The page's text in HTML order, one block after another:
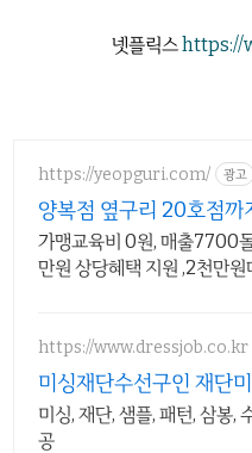
넷플릭스https://
https://yeopguri.com/ 광고
양복점 옆구리 20호점까
비 면제
가맹교육비 0원, 매출7700
만원 상당혜택 지원 ,2천만원
https://www.dressjob.co.kr
미싱재단수선구인 재단
사구인구직
미싱, 재단, 샘플, 패턴, 삼봉,
공